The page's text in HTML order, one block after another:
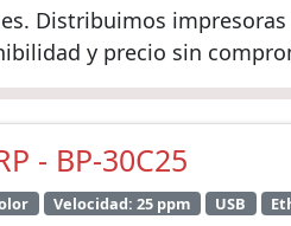
Distribuimos
y precio sin
- BP-30C25
Velocidad: 25 ppm USB